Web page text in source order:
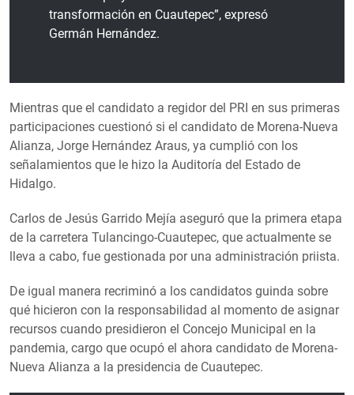
transformación en Cuautepec”, expresó
Germán Hernández.
Mientras que el candidato a regidor del PRI en sus primeras
participaciones cuestionó si el candidato de Morena-Nueva
Alianza, Jorge Hernández Araus, ya cumplió con los
señalamientos que le hizo la Auditoría del Estado de
Hidalgo.
Carlos de Jesús Garrido Mejía aseguró que la primera etapa
de la carretera Tulancingo-Cuautepec, que actualmente se
lleva a cabo, fue gestionada por una administración priista.
De igual manera recriminó a los candidatos guinda sobre
qué hicieron con la responsabilidad al momento de asignar
recursos cuando presidieron el Concejo Municipal en la
pandemia, cargo que ocupó el ahora candidato de Morena-
Nueva Alianza a la presidencia de Cuautepec.